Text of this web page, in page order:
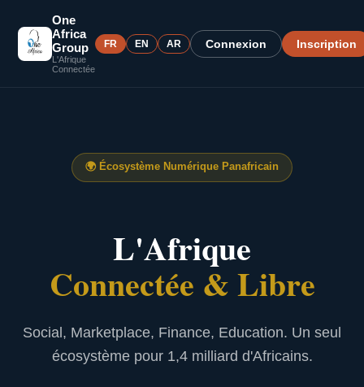
One
Africa
Group
L'Afrique
Connectée
FR EN AR Connexion Inscription
🌍 Écosystème Numérique Panafricain
L'Afrique
Connectée & Libre
Social, Marketplace, Finance, Education. Un seul
écosystème pour 1,4 milliard d'Africains.